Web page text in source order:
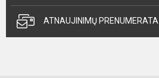
ATNAUJINIMŲ PRENUMERATA